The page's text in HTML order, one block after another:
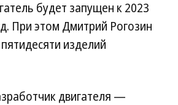
будет запущен к 2023
При этом Дмитрий Рогозин
изделий
двигателя —